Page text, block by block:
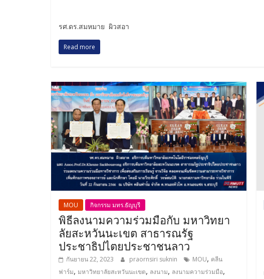
รศ.ดร.สมหมาย ผิวสอา
Read more
MOU กิจกรรม มทร.ธัญบุรี
พิธีลงนามความร่วมมือกับ มหาวิทยา
ลัยสะหวันนะเขต สาธารณรัฐ
ประชาธิปไตยประชาชนลาว
กันยายน 22, 2023 praornsiri suknin MOU, คลีน
ฟาร์ม, มหาวิทยาลัยสะหวันนะเขต, ลงนาม, ลงนามความร่วมมือ,